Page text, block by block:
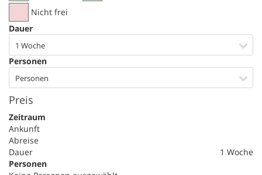
Nicht frei
Dauer
1 Woche
Personen
Personen
Preis
Zeitraum
Ankunft
Abreise
Dauer
1 Woche
Personen